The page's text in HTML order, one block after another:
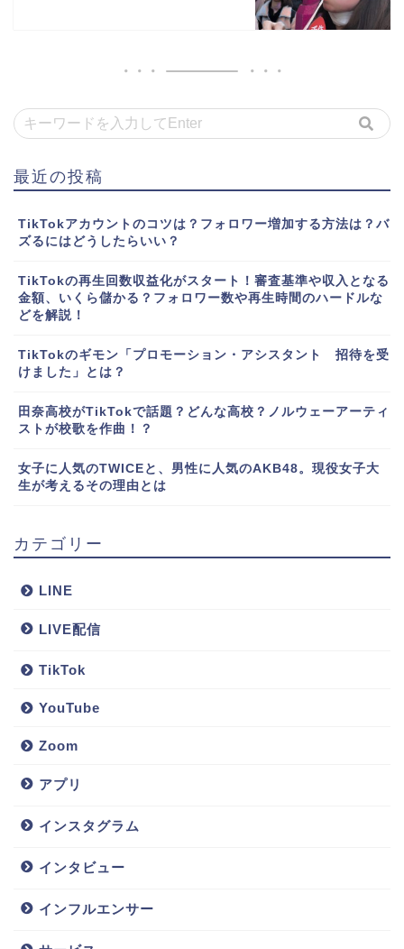
最近の投稿
TikTokアカウントのコツは？フォロワー増加する方法は？バ
ズるにはどうしたらいい？
TikTokの再生回数収益化がスタート！審査基準や収入となる
金額、いくら儲かる？フォロワー数や再生時間のハードルな
どを解説！
TikTokのギモン「プロモーション・アシスタント 招待を受
けました」とは？
田奈高校がTikTokで話題？どんな高校？ノルウェーアーティ
ストが校歌を作曲！？
女子に人気のTWICEと、男性に人気のAKB48。現役女子大
生が考えるその理由とは
カテゴリー
LINE
LIVE配信
TikTok
YouTube
Zoom
アプリ
インスタグラム
インタビュー
インフルエンサー